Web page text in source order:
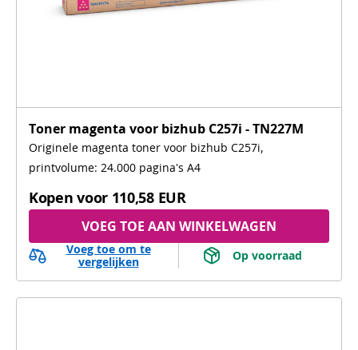
Toner magenta voor bizhub C257i - TN227M
Originele magenta toner voor bizhub C257i,
printvolume: 24.000 pagina's A4
Kopen voor 110,58 EUR
VOEG TOE AAN WINKELWAGEN
Voeg toe om te
vergelijken
Op voorraad